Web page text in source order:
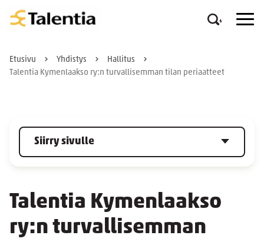
Etusivu Yhdistys
Hallitus
Talentia Kymenlaakso ry:n turvallisemman tilan periaatteet
Siirry sivulle
Talentia Kymenlaakso
ry:n turvallisemman